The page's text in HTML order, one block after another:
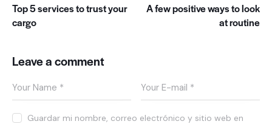
Top 5 services to trust your
cargo
A few positive ways to look
at routine
Leave a comment
Guardar mi nombre, correo electrónico y sitio web en